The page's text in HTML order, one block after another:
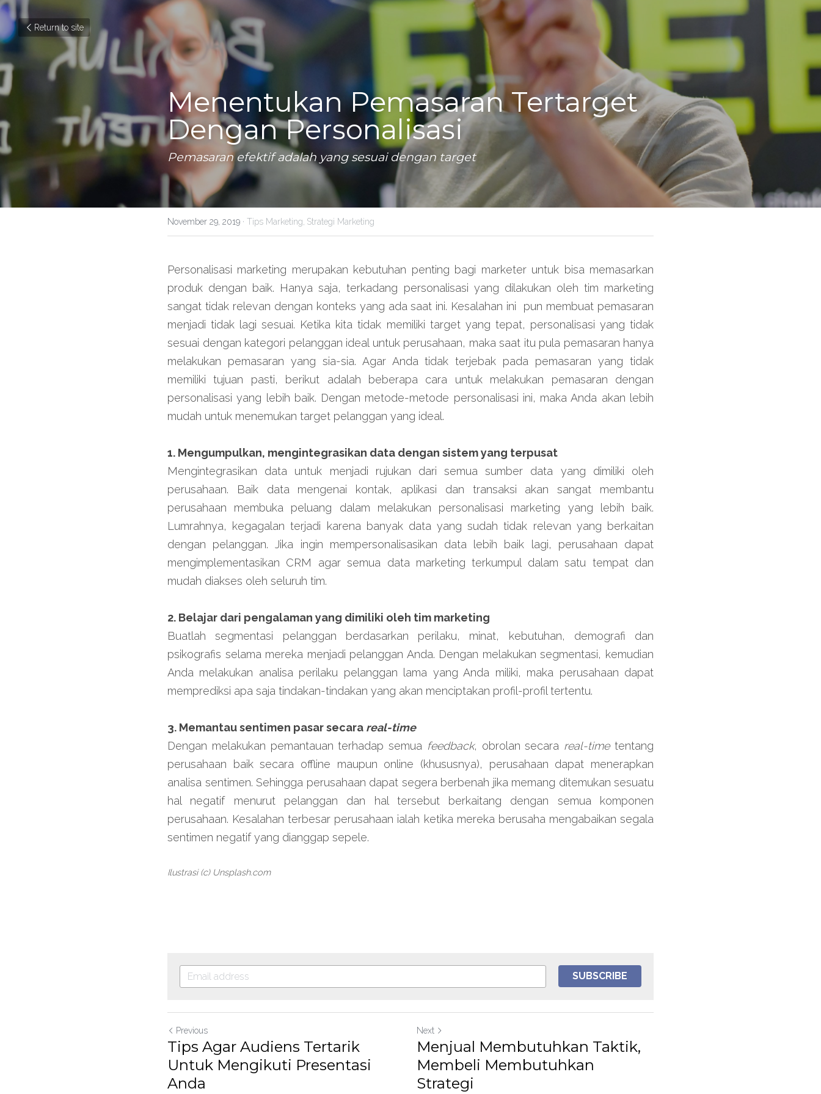
Return to site
Menentukan Pemasaran Tertarget
Dengan Personalisasi
Pemasaran efektif adalah yang sesuai dengan target
November 29, 2019 · Tips Marketing, Strategi Marketing
Personalisasi marketing merupakan kebutuhan penting bagi marketer untuk bisa memasarkan
produk dengan baik. Hanya saja, terkadang personalisasi yang dilakukan oleh tim marketing
sangat tidak relevan dengan konteks yang ada saat ini. Kesalahan ini  pun membuat pemasaran
menjadi tidak lagi sesuai. Ketika kita tidak memiliki target yang tepat, personalisasi yang tidak
sesuai dengan kategori pelanggan ideal untuk perusahaan, maka saat itu pula pemasaran hanya
melakukan pemasaran yang sia-sia. Agar Anda tidak terjebak pada pemasaran yang tidak
memiliki tujuan pasti, berikut adalah beberapa cara untuk melakukan pemasaran dengan
personalisasi yang lebih baik. Dengan metode-metode personalisasi ini, maka Anda akan lebih
mudah untuk menemukan target pelanggan yang ideal.
1. Mengumpulkan, mengintegrasikan data dengan sistem yang terpusat
Mengintegrasikan data untuk menjadi rujukan dari semua sumber data yang dimiliki oleh
perusahaan. Baik data mengenai kontak, aplikasi dan transaksi akan sangat membantu
perusahaan membuka peluang dalam melakukan personalisasi marketing yang lebih baik.
Lumrahnya, kegagalan terjadi karena banyak data yang sudah tidak relevan yang berkaitan
dengan pelanggan. Jika ingin mempersonalisasikan data lebih baik lagi, perusahaan dapat
mengimplementasikan CRM agar semua data marketing terkumpul dalam satu tempat dan
mudah diakses oleh seluruh tim.
2. Belajar dari pengalaman yang dimiliki oleh tim marketing
Buatlah segmentasi pelanggan berdasarkan perilaku, minat, kebutuhan, demografi dan
psikografis selama mereka menjadi pelanggan Anda. Dengan melakukan segmentasi, kemudian
Anda melakukan analisa perilaku pelanggan lama yang Anda miliki, maka perusahaan dapat
memprediksi apa saja tindakan-tindakan yang akan menciptakan profil-profil tertentu.
3. Memantau sentimen pasar secara real-time
Dengan melakukan pemantauan terhadap semua feedback, obrolan secara real-time tentang
perusahaan baik secara offline maupun online (khususnya), perusahaan dapat menerapkan
analisa sentimen. Sehingga perusahaan dapat segera berbenah jika memang ditemukan sesuatu
hal negatif menurut pelanggan dan hal tersebut berkaitang dengan semua komponen
perusahaan. Kesalahan terbesar perusahaan ialah ketika mereka berusaha mengabaikan segala
sentimen negatif yang dianggap sepele.
Ilustrasi (c) Unsplash.com
SUBSCRIBE
Previous
Tips Agar Audiens Tertarik
Untuk Mengikuti Presentasi
Anda
Next
Menjual Membutuhkan Taktik,
Membeli Membutuhkan
Strategi